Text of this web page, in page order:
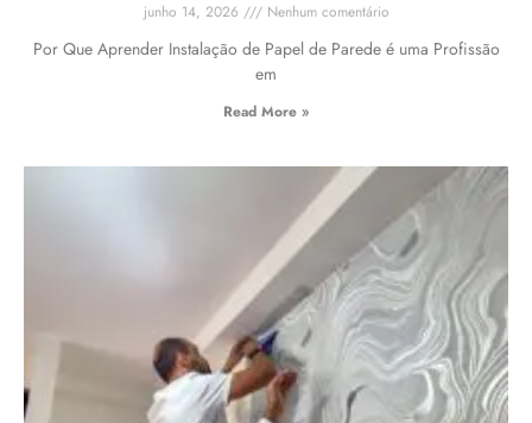
junho 14, 2026 Nenhum comentário
Por Que Aprender Instalação de Papel de Parede é uma Profissão
em
Read More »